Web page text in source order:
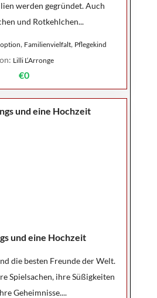
werden gegründet. Auch
und Rotkehlchen...
, Familienvielfalt, Pflegekind
Lilli L‘Arronge
€0
und eine Hochzeit
die besten Freunde der Welt.
Spielsachen, ihre Süßigkeiten
Geheimnisse....